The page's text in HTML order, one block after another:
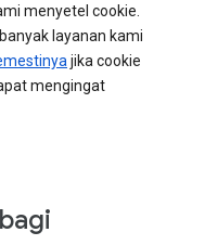
menyetel cookie.
layanan kami
jika cookie
mengingat